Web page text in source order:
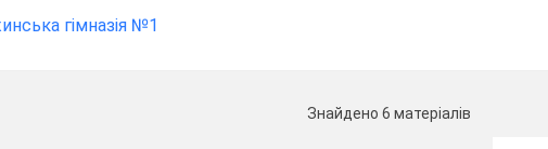
гімназія №1
Знайдено 6 матеріалів